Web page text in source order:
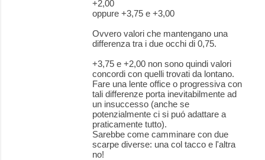
+2,00
oppure +3,75 e +3,00
Ovvero valori che mantengano una
differenza tra i due occhi di 0,75.
+3,75 e +2,00 non sono quindi valori
concordi con quelli trovati da lontano.
Fare una lente office o progressiva con
tali differenze porta inevitabilmente ad
un insuccesso (anche se
potenzialmente ci si puó adattare a
praticamente tutto).
Sarebbe come camminare con due
scarpe diverse: una col tacco e l'altra
no!